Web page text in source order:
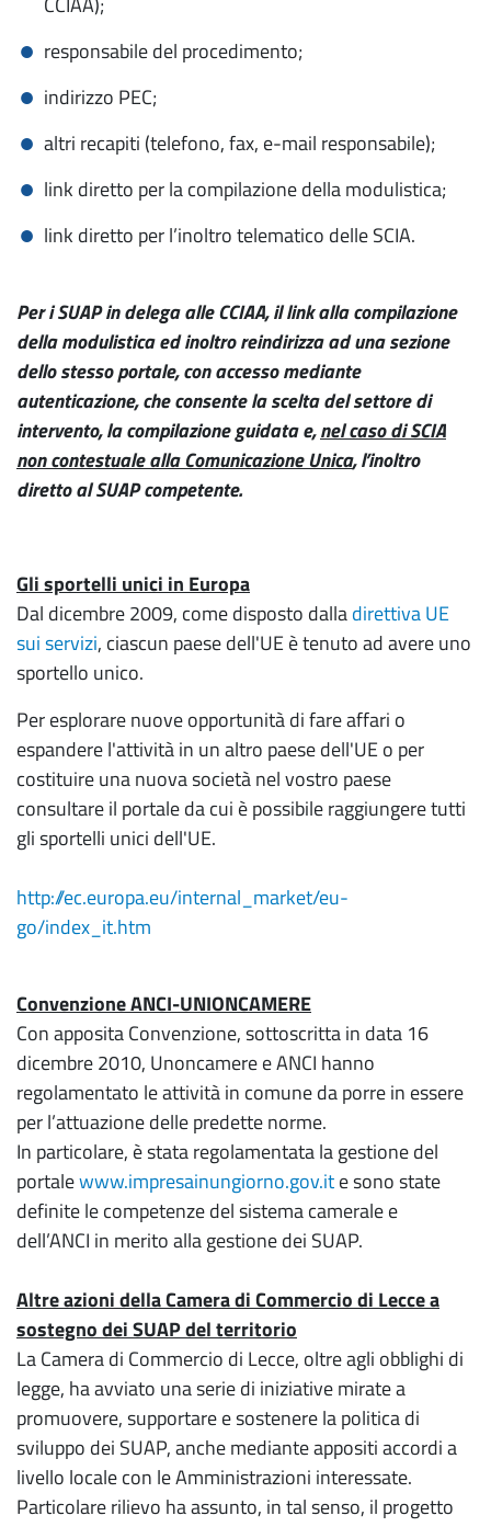
responsabile del procedimento;
indirizzo PEC;
altri recapiti (telefono, fax, e-mail responsabile);
link diretto per la compilazione della modulistica;
link diretto per l’inoltro telematico delle SCIA.
Per i SUAP in delega alle CCIAA, il link alla compilazione
della modulistica ed inoltro reindirizza ad una sezione
dello stesso portale, con accesso mediante
autenticazione, che consente la scelta del settore di
intervento, la compilazione guidata e,nel caso di SCIA
non contestuale alla Comunicazione Unica, l’inoltro
diretto al SUAP competente.
Gli sportelli unici in Europa
Dal dicembre 2009, come disposto dalladirettiva UE
sui servizi, ciascun paese dell'UE è tenuto ad avere uno
sportello unico.
Per esplorare nuove opportunità di fare affari o
espandere l'attività in un altro paese dell'UE o per
costituire una nuova società nel vostro paese
consultare il portale da cui è possibile raggiungere tutti
gli sportelli unici dell'UE.
http://ec.europa.eu/internal_market/eu-
go/index_it.htm
Convenzione ANCI-UNIONCAMERE
Con apposita Convenzione, sottoscritta in data 16
dicembre 2010, Unoncamere e ANCI hanno
regolamentato le attività in comune da porre in essere
per l’attuazione delle predette norme.
In particolare, è stata regolamentata la gestione del
portalewww.impresainungiorno.gov.ite sono state
definite le competenze del sistema camerale e
dell’ANCI in merito alla gestione dei SUAP.
Altre azioni della Camera di Commercio di Lecce a
sostegno dei SUAP del territorio
La Camera di Commercio di Lecce, oltre agli obblighi di
legge, ha avviato una serie di iniziative mirate a
promuovere, supportare e sostenere la politica di
sviluppo dei SUAP, anche mediante appositi accordi a
livello locale con le Amministrazioni interessate.
Particolare rilievo ha assunto, in tal senso, il progetto